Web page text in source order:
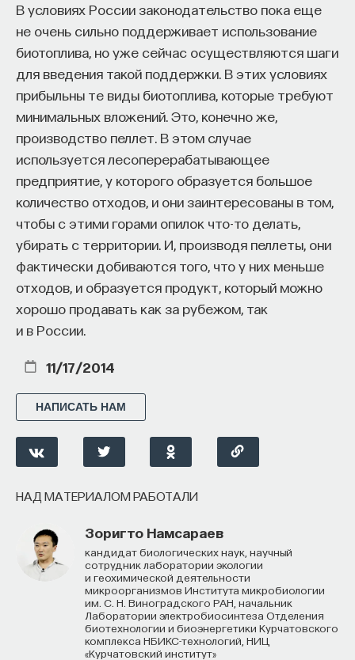
В условиях России законодательство пока еще
не очень сильно поддерживает использование
биотоплива, но уже сейчас осуществляются шаги
для введения такой поддержки. В этих условиях
прибыльны те виды биотоплива, которые требуют
минимальных вложений. Это, конечно же,
производство пеллет. В этом случае
используется лесоперерабатывающее
предприятие, у которого образуется большое
количество отходов, и они заинтересованы в том,
чтобы с этими горами опилок что-то делать,
убирать с территории. И, производя пеллеты, они
фактически добиваются того, что у них меньше
отходов, и образуется продукт, который можно
хорошо продавать как за рубежом, так
и в России.
11/17/2014
НАПИСАТЬ НАМ
НАД МАТЕРИАЛОМ РАБОТАЛИ
Зоригто Намсараев
кандидат биологических наук, научный
сотрудник лаборатории экологии
и геохимической деятельности
микроорганизмов Института микробиологии
им. С. Н. Виноградского РАН, начальник
Лаборатории электробиосинтеза Отделения
биотехнологии и биоэнергетики Курчатовского
комплекса НБИКС-технологий, НИЦ
«Курчатовский институт»
модели вместе с Михаилом Бурцевым, цифровые
данные в фармацевтике с Ириной Ефименко,
агротехнологии с Михаилом Тавером и много
других тем — от коучинга до фармакогенетики.
В будущих выпусках их список будет только
расширяться — слушайте подкаст наYouTube,
Яндекс Музыке,Apple Podcasts,VKиSpotify
НАД МАТЕРИАЛОМ РАБОТАЛИ
Ивар Максутов
издательского дома "ПостНаука", религиовед
Ульяна Раведовская
Сения Долгачева
ИСКУССТВЕННЫЙ ИНТЕЛЛЕКТ
220 публикаций
ИСКУССТВЕННЫЙ ИНТЕЛЛЕКТ УНИВЕРСИТЕТ